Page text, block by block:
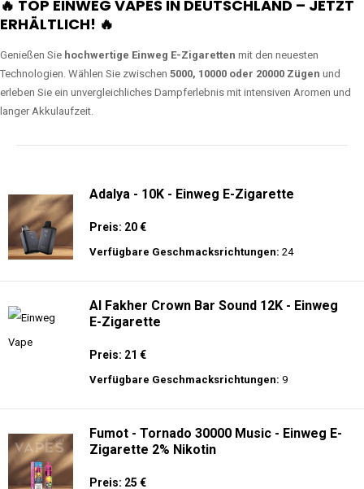
🔥 TOP EINWEG VAPES IN DEUTSCHLAND – JETZT
Genießen Sie hochwertige Einweg E-Zigarettenmit den neuesten
Technologien. Wählen Sie zwischen5000, 10000 oder 20000 Zügenund
erleben Sie ein unvergleichliches Dampferlebnis mit intensiven Aromen und
Preis: 20 €
Al Fakher Crown Bar Sound 12K - Einweg
Preis: 21 €
Fumot - Tornado 30000 Music - Einweg E-